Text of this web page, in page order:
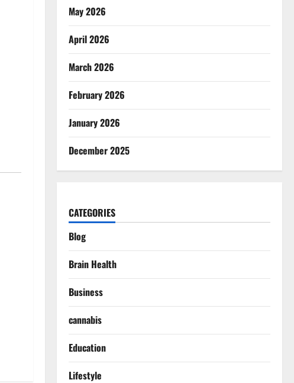
May 2026
April 2026
March 2026
February 2026
January 2026
December 2025
CATEGORIES
Blog
Brain Health
Business
cannabis
Education
Lifestyle